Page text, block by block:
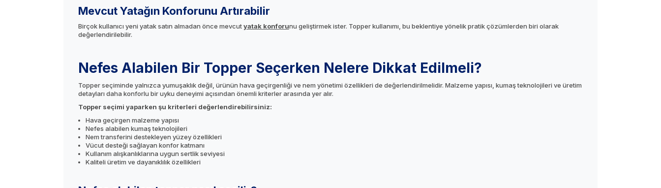
Mevcut Yatağın Konforunu Artırabilir
Birçok kullanıcı yeni yatak satın almadan önce mevcutyatak konforunu geliştirmek ister. Topper kullanımı, bu beklentiye yönelik pratik çözümlerden biri olarak
değerlendirilebilir.
Nefes Alabilen Bir Topper Seçerken Nelere Dikkat Edilmeli?
Topper seçiminde yalnızca yumuşaklık değil, ürünün hava geçirgenliği ve nem yönetimi özellikleri de değerlendirilmelidir. Malzeme yapısı, kumaş teknolojileri ve üretim
detayları daha konforlu bir uyku deneyimi açısından önemli kriterler arasında yer alır.
Topper seçimi yaparken şu kriterleri değerlendirebilirsiniz:
Hava geçirgen malzeme yapısı
Nefes alabilen kumaş teknolojileri
Nem transferini destekleyen yüzey özellikleri
Vücut desteği sağlayan konfor katmanı
Kullanım alışkanlıklarına uygun sertlik seviyesi
Kaliteli üretim ve dayanıklılık özellikleri